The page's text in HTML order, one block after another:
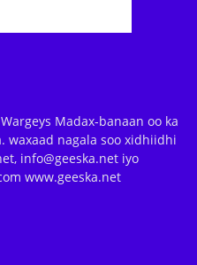
Madax-banaan oo ka
waxaad nagala soo xidhiidhi
info@geeska.net iyo
www.geeska.net